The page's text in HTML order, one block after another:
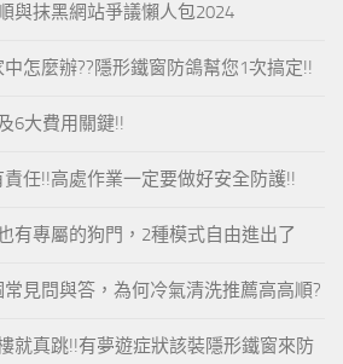
與抹黑網站爭議懶人包2024
怎麼辦??隱形鐵窗防鴿幫您1次搞定!!
6大費用關鍵!!
任!!高處作業一定要做好安全防護!!
有專屬的狗門，2種模式自由進出了
常見問與答，為何冷氣清洗推薦高高順?
就真跳!!有夢遊症狀該裝隱形鐵窗來防